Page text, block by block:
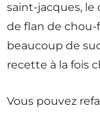
saint-jacques, le
de flan de
beaucoup de
recette à la fois
Vous pouvez